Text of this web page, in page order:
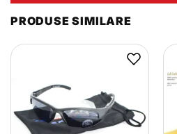
PRODUSE SIMILARE